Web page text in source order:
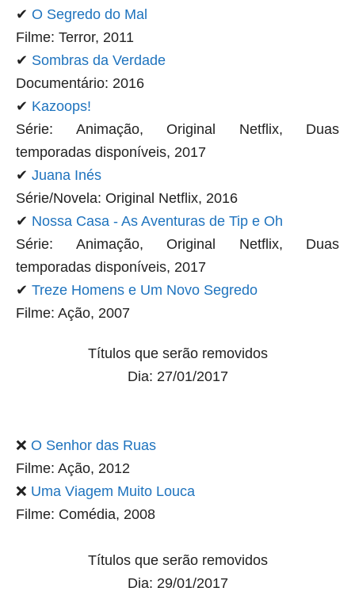
✔ O Segredo do Mal
Filme: Terror, 2011
✔ Sombras da Verdade
Documentário: 2016
✔ Kazoops!
Série: Animação, Original Netflix, Duas
temporadas disponíveis, 2017
✔ Juana Inés
Série/Novela: Original Netflix, 2016
✔ Nossa Casa - As Aventuras de Tip e Oh
Série: Animação, Original Netflix, Duas
temporadas disponíveis, 2017
✔ Treze Homens e Um Novo Segredo
Filme: Ação, 2007
Títulos que serão removidos
Dia: 27/01/2017
❌ O Senhor das Ruas
Filme: Ação, 2012
❌ Uma Viagem Muito Louca
Filme: Comédia, 2008
Títulos que serão removidos
Dia: 29/01/2017